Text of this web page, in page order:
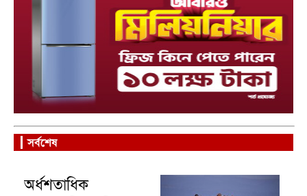
সর্বশেষ
অর্ধশতাধিক